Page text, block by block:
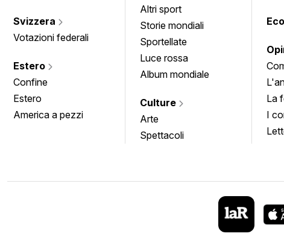
Svizzera
Votazioni federali
Estero
Confine
Estero
America a pezzi
Altri sport
Storie mondiali
Sportellate
Luce rossa
Album mondiale
Culture
Arte
Spettacoli
La
I